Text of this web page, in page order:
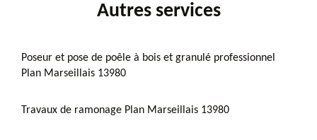
Autres services
Poseur et pose de poêle à bois et granulé professionnel
Plan Marseillais 13980
Travaux de ramonage Plan Marseillais 13980